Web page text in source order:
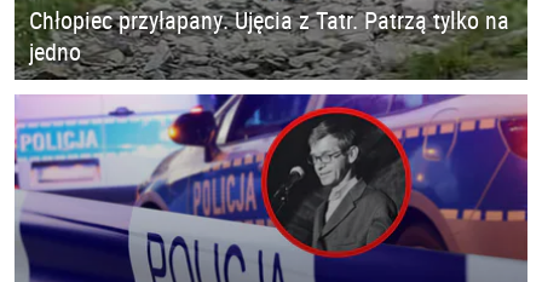
Chłopiec przyłapany. Ujęcia z Tatr. Patrzą tylko na
jedno